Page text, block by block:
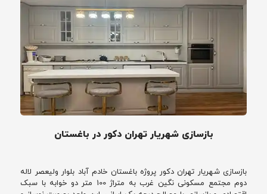
بازسازی شهریار تهران دکور در باغستان
بازسازی شهریار تهران دکور پروژه باغستان خادم آباد بلوار ولیعصر لاله
دوم مجتمع مسکونی نگین غرب به متراژ 100 متر دو خوابه با سبک